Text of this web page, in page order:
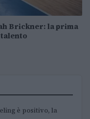
Brickner: la prima
è positivo, la